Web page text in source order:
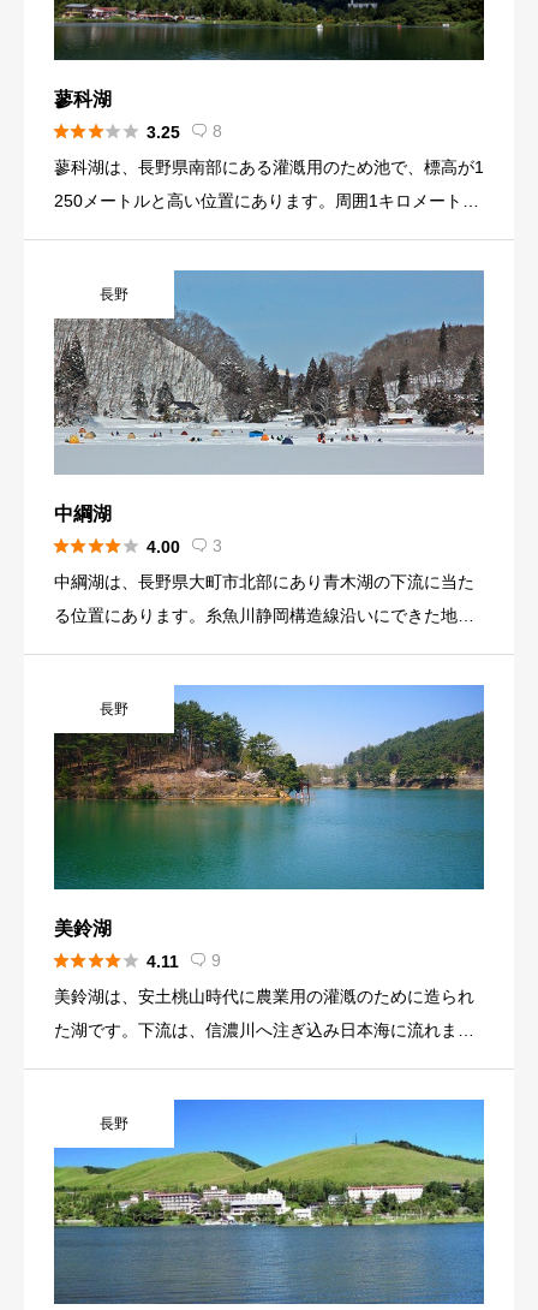
蓼科湖
 3.25  8
蓼科湖は、長野県南部にある灌漑用のため池で、標高が1
250メートルと高い位置にあります。周囲1キロメートル
ツ、白樺で覆われています。美ヶ原高原、八ヶ岳、杜鵑
峡という観光地が近くにあり、夏季は避暑地としての観
光でペンション、民宿温泉を利用される方が訪れます。
首都圏、甲信越、東海地方などからのアクセスがし易い
こともあり、年間を通じて観光地として賑わっている場
所にあります。 蓼科湖には、夏季は、ヘラブナ、ボート
ます。 湖には、桟橋が整備されているので、釣りを楽し
む方が多く訪れます。ワカサギ釣りは、紅葉時期までが
シーズンのため美しい景色の中で釣りを楽しめます。
長野
中綱湖
 4.00  3
中綱湖は、長野県大町市北部にあり青木湖の下流に当た
る位置にあります。糸魚川静岡構造線沿いにできた地層
キー場としての開発がされています。雪溶け水が流れる
ことで、澄んだ水質と言われています。近年では、温暖
化や環境汚染により湖面が凍結しない年があります。 コ
イ、ヘラブナ、ワカサギが生息していて、釣りを楽しま
れる方が訪れます。ワカサギは、年間を通じて釣りがで
きます。近隣の青木湖、木崎湖に比べて規模が小さい湖
のため、ドーム船などの設備や、釣具店や飲食店がない
ので、準備をしてから訪れてください。ワカサギ釣りの
ほかにコイ、ヘラブナ釣りで、春から秋にかけて訪れる
方が多い湖です。
長野
美鈴湖
 4.11  9
美鈴湖は、安土桃山時代に農業用の灌漑のために造られ
た湖です。下流は、信濃川へ注ぎ込み日本海に流れま
も近く、湖畔には、キャンプ場、ホテル、スティックと
ボールで行うゴルフ場があります。標高が1000ｍと高い
位置にあるので、夏季は避暑地としても利用されていま
す。 美鈴湖には、ブルーギルとブラックバスという外来
種が多く生息しているのでワカサギの個体数が減少して
いるようです。ブルーギルとブラックバス釣りは、外来
種駆除が目的なため遊漁料は無料です。ブルーギルとブ
長野